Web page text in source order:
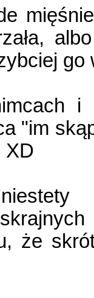
i
"im
XD
że